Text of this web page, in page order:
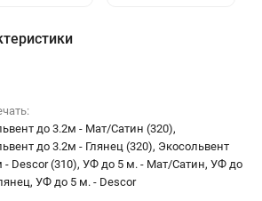
до 3.2м - Мат/Сатин (320),
до 3.2м - Глянец (320), Экосольвент
- Descor (310), УФ до 5 м. - Мат/Сатин, УФ до
УФ до 5 м. - Descor